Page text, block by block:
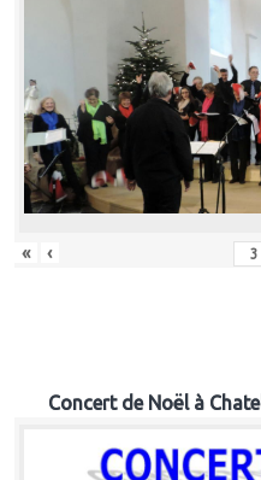
« ‹
Concert de Noël à